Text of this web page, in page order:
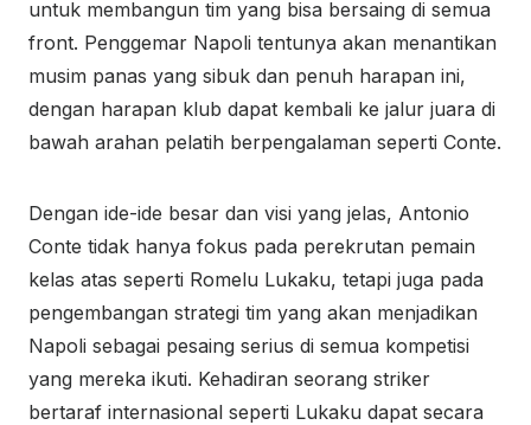
untuk membangun tim yang bisa bersaing di semua
front. Penggemar Napoli tentunya akan menantikan
musim panas yang sibuk dan penuh harapan ini,
dengan harapan klub dapat kembali ke jalur juara di
bawah arahan pelatih berpengalaman seperti Conte.
Dengan ide-ide besar dan visi yang jelas, Antonio
Conte tidak hanya fokus pada perekrutan pemain
kelas atas seperti Romelu Lukaku, tetapi juga pada
pengembangan strategi tim yang akan menjadikan
Napoli sebagai pesaing serius di semua kompetisi
yang mereka ikuti. Kehadiran seorang striker
bertaraf internasional seperti Lukaku dapat secara